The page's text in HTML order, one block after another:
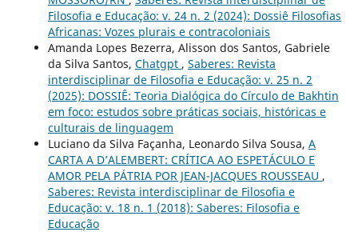
Filosofia e Educação: v. 24 n. 2 (2024): Dossiê Filosofias
Africanas: Vozes plurais e contracoloniais
Amanda Lopes Bezerra, Alisson dos Santos, Gabriele
da Silva Santos, Chatgpt , Saberes: Revista
interdisciplinar de Filosofia e Educação: v. 25 n. 2
(2025): DOSSIÊ: Teoria Dialógica do Círculo de Bakhtin
em foco: estudos sobre práticas sociais, históricas e
culturais de linguagem
Luciano da Silva Façanha, Leonardo Silva Sousa, A
CARTA A D’ALEMBERT: CRÍTICA AO ESPETÁCULO E
AMOR PELA PÁTRIA POR JEAN-JACQUES ROUSSEAU ,
Saberes: Revista interdisciplinar de Filosofia e
Educação: v. 18 n. 1 (2018): Saberes: Filosofia e
Educação